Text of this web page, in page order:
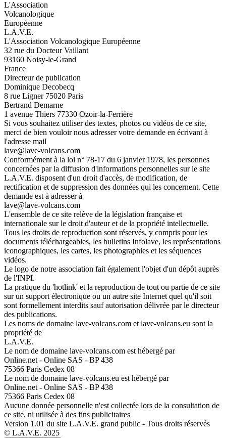
L'Association
Volcanologique
Européenne
L.A.V.E.
L'Association Volcanologique Européenne
32 rue du Docteur Vaillant
93160 Noisy-le-Grand
France
Directeur de publication
Dominique Decobecq
8 rue Ligner 75020 Paris
Bertrand Demarne
1 avenue Thiers 77330 Ozoir-la-Ferrière
Si vous souhaitez utiliser des textes, photos ou vidéos de ce site,
merci de bien vouloir nous adresser votre demande en écrivant à
l'adresse mail
lave@lave-volcans.com
Conformément à la loi n° 78-17 du 6 janvier 1978, les personnes
concernées par la diffusion d'informations personnelles sur le site
L.A.V.E. disposent d'un droit d'accès, de modification, de
rectification et de suppression des données qui les concernent. Cette
demande est à adresser à
lave@lave-volcans.com
L'ensemble de ce site relève de la législation française et
internationale sur le droit d'auteur et de la propriété intellectuelle.
Tous les droits de reproduction sont réservés, y compris pour les
documents téléchargeables, les bulletins Infolave, les représentations
iconographiques, les cartes, les photographies et les séquences
vidéos.
Le logo de notre association fait également l'objet d'un dépôt auprès
de l'INPI.
La pratique du 'hotlink' et la reproduction de tout ou partie de ce site
sur un support électronique ou un autre site Internet quel qu'il soit
sont formellement interdits sauf autorisation délivrée par le directeur
des publications.
Les noms de domaine lave-volcans.com et lave-volcans.eu sont la
propriété de
L.A.V.E.
Le nom de domaine lave-volcans.com est hébergé par
Online.net - Online SAS - BP 438
75366 Paris Cedex 08
Le nom de domaine lave-volcans.eu est hébergé par
Online.net - Online SAS - BP 438
75366 Paris Cedex 08
Aucune donnée personnelle n'est collectée lors de la consultation de
ce site, ni utilisée à des fins publicitaires
Version 1.01 du site L.A.V.E. grand public - Tous droits réservés
© L.A.V.E. 2025